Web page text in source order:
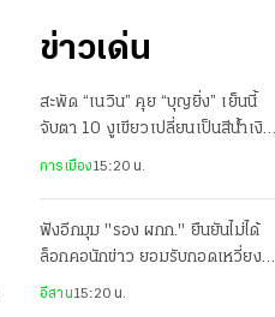
ข่าวเด่น
สะพัด “เนวิน” คุย “บุญยิ่ง” เย็นนี้
จับตา 10 งูเขียวเปลี่ยนเป็นสีน้ำเงิน
หรือไม่
การเมือง15:20 น.
ฟังอีกมุม "รอง ผกก." ยืนยันไม่ได้
ล็อกคอนักข่าว ยอมรับกอดเหวี่ยงจน
อีกฝ่ายล้ม
อีสาน15:20 น.